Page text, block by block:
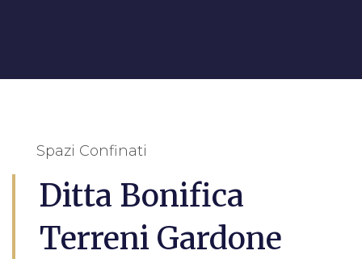
Spazi Confinati
Ditta Bonifica
Terreni Gardone